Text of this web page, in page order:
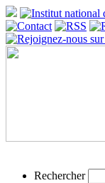
Rechercher